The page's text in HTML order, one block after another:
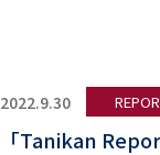
2022.9.30
「Tanikan